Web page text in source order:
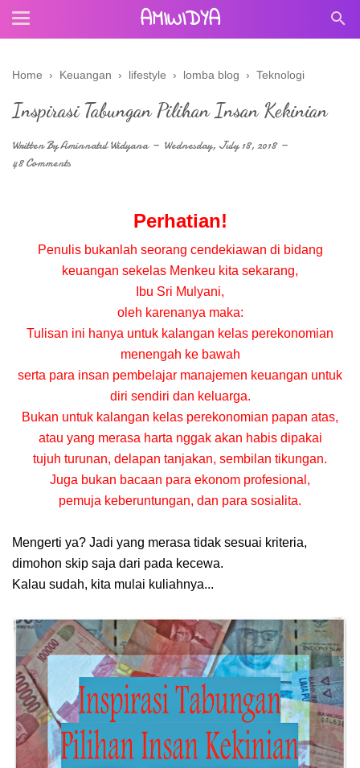
AMIWIDYA
Home › Keuangan › lifestyle › lomba blog › Teknologi
Inspirasi Tabungan Pilihan Insan Kekinian
Written ByAminnatul Widyana
Wednesday, July 18, 2018
48 Comments
Perhatian!
Penulis bukanlah seorang cendekiawan di bidang
keuangan sekelas Menkeu kita sekarang,
Ibu Sri Mulyani,
oleh karenanya maka:
Tulisan ini hanya untuk kalangan kelas perekonomian
menengah ke bawah
serta para insan pembelajar manajemen keuangan untuk
diri sendiri dan keluarga.
Bukan untuk kalangan kelas perekonomian papan atas,
atau yang merasa harta nggak akan habis dipakai
tujuh turunan, delapan tanjakan, sembilan tikungan.
Juga bukan bacaan para ekonom profesional,
pemuja keberuntungan, dan para sosialita.
Mengerti ya? Jadi yang merasa tidak sesuai kriteria,
dimohon skip saja dari pada kecewa.
Kalau sudah, kita mulai kuliahnya...